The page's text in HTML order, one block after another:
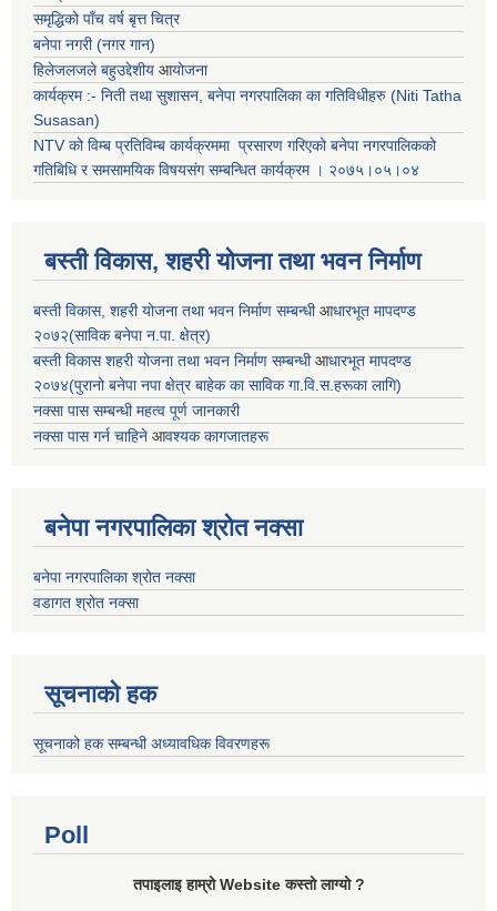
समृद्धिको पाँच वर्ष बृत्त चित्र
बनेपा नगरी (नगर गान)
हिलेजलजले बहुउद्देशीय आयोजना
कार्यक्रम :- निती तथा सुशासन, बनेपा नगरपालिका का गतिविधीहरु (Niti Tatha
Susasan)
NTV को विम्ब प्रतिविम्ब कार्यक्रममा प्रसारण गरिएकोबनेपा नगरपालिकको
गतिबिधि र समसामयिक विषयसंग सम्बन्धित कार्यक्रम । २०७५।०५।०४
बस्ती विकास, शहरी योजना तथा भवन निर्माण
बस्ती विकास, शहरी योजना तथा भवन निर्माण सम्बन्धीआधारभूत मापदण्ड
२०७२(साविक बनेपा न.पा. क्षेत्र)
बस्ती विकास शहरी योजना तथा भवन निर्माण सम्बन्धीआधारभूत मापदण्ड
२०७४(पुरानो बनेपा नपा क्षेत्र बाहेक का साविक गा.वि.स.हरूका लागि)
नक्सा पास सम्बन्धी महत्व पूर्ण जानकारी
नक्सा पास गर्न चाहिने आवश्यक कागजातहरू
बनेपा नगरपालिका श्रोत नक्सा
बनेपा नगरपालिका श्रोत नक्सा
वडागत श्रोत नक्सा
सूचनाको हक
सूचनाको हक सम्बन्धी अध्यावधिक विवरणहरू
Poll
तपाइलाइ हाम्रो Website कस्तो लाग्यो ?